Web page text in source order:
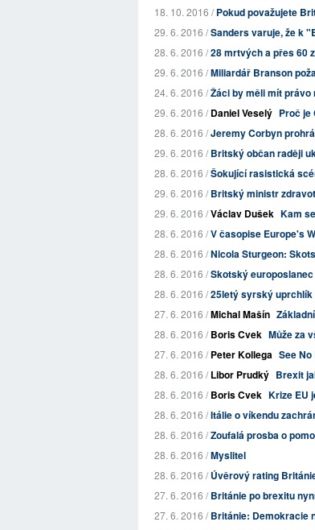
18. 10. 2016 /Pokud považujete
29. 6. 2016 /Sanders varuje, že k
28. 6. 2016 /28 mrtvých a přes 60
29. 6. 2016 /Miliardář Branson
24. 6. 2016 /Žáci by měli mít
29. 6. 2016 /Daniel Veselý Proč je
28. 6. 2016 /Jeremy Corbyn
29. 6. 2016 /Britský občan raději
28. 6. 2016 /Šokující rasistická
29. 6. 2016 /Britský ministr
29. 6. 2016 /Václav Dušek Kam
28. 6. 2016 /V časopise Europe's
28. 6. 2016 /Nicola Sturgeon:
28. 6. 2016 /Skotský
28. 6. 2016 /25letý syrský uprchlík
27. 6. 2016 /Michal Mašín
28. 6. 2016 /Boris Cvek Může za
27. 6. 2016 /Peter Kollega See
28. 6. 2016 /Libor Prudký Brexit
28. 6. 2016 /Boris Cvek Krize EU
28. 6. 2016 /Itálie o víkendu
28. 6. 2016 /Zoufalá prosba o
28. 6. 2016 /Myslitel
28. 6. 2016 /Úvěrový rating
27. 6. 2016 /Británie po brexitu
27. 6. 2016 /Británie: Demokracie